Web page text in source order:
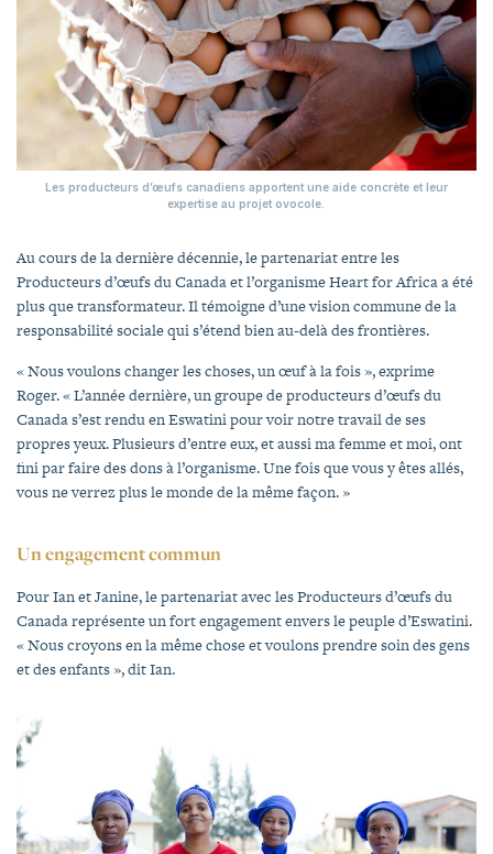
Les producteurs d’œufs canadiens apportent une aide concrète et leur
expertise au projet ovocole.
Au cours de la dernière décennie, le partenariat entre les
Producteurs d’œufs du Canada et l’organisme Heart for Africa a été
plus que transformateur. Il témoigne d’une vision commune de la
responsabilité sociale qui s’étend bien au-delà des frontières.
« Nous voulons changer les choses, un œuf à la fois », exprime
Roger. « L’année dernière, un groupe de producteurs d’œufs du
Canada s’est rendu en Eswatini pour voir notre travail de ses
propres yeux. Plusieurs d’entre eux, et aussi ma femme et moi, ont
fini par faire des dons à l’organisme. Une fois que vous y êtes allés,
vous ne verrez plus le monde de la même façon. »
Un engagement commun
Pour Ian et Janine, le partenariat avec les Producteurs d’œufs du
Canada représente un fort engagement envers le peuple d’Eswatini.
« Nous croyons en la même chose et voulons prendre soin des gens
et des enfants », dit Ian.